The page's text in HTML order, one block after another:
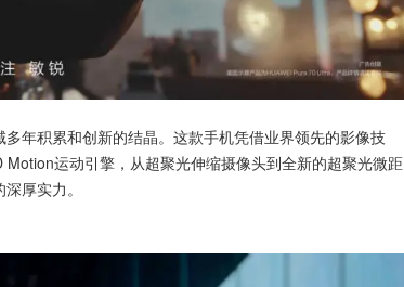
年积累和创新的结晶。这款手机凭借业界领先的影像技
运动引擎，从超聚光伸缩摄像头到全新的超聚光微距
厚实力。